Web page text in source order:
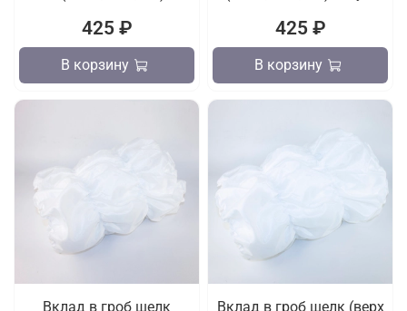
425 ₽
В корзину
425 ₽
В корзину
Вклад в гроб шелк
Вклад в гроб шелк (верх